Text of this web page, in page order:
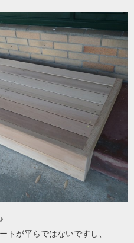
トが平らではないですし、